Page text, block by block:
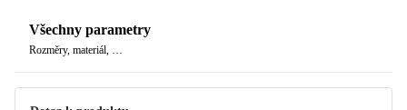
Všechny parametry
Rozměry, materiál, …